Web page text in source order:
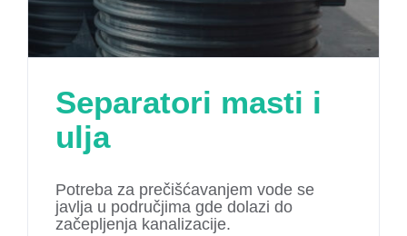
Separatori masti i
ulja
Potreba za prečišćavanjem vode se
javlja u područjima gde dolazi do
začepljenja kanalizacije.